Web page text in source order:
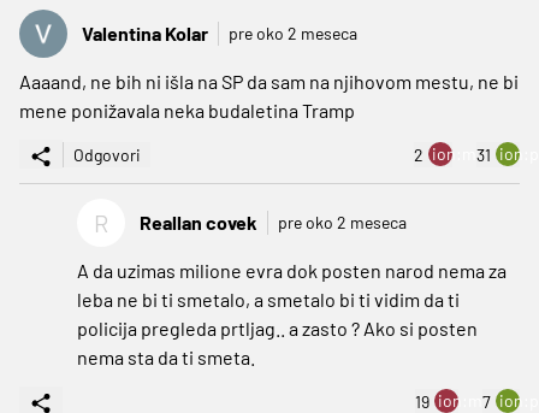
Valentina Kolar pre oko 2 meseca
Aaaand, ne bih ni išla na SP da sam na njihovom mestu, ne bi
mene ponižavala neka budaletina Tramp
Odgovori 2 ion:minus
31
R Reallan covek pre oko 2 meseca
A da uzimas milione evra dok posten narod nema za
leba ne bi ti smetalo, a smetalo bi ti vidim da ti
policija pregleda prtljag.. a zasto ? Ako si posten
nema sta da ti smeta.
19 ion:minus
7